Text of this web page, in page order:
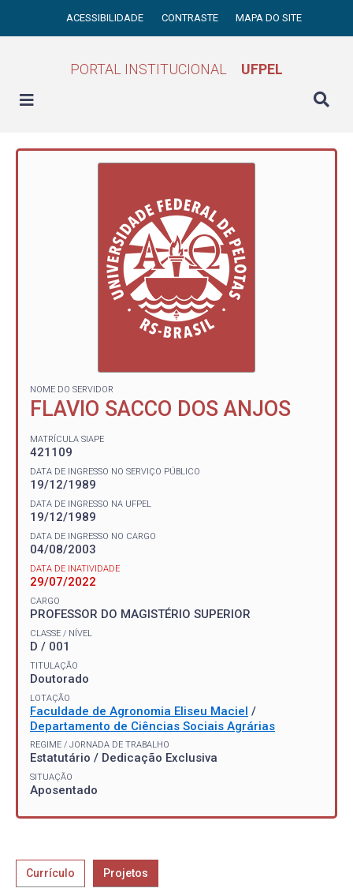
ACESSIBILIDADE CONTRASTE MAPA DO SITE
PORTAL INSTITUCIONAL UFPEL
NOME DO SERVIDOR
FLAVIO SACCO DOS ANJOS
MATRÍCULA SIAPE
421109
DATA DE INGRESSO NO SERVIÇO PÚBLICO
19/12/1989
DATA DE INGRESSO NA UFPEL
19/12/1989
DATA DE INGRESSO NO CARGO
04/08/2003
DATA DE INATIVIDADE
29/07/2022
CARGO
PROFESSOR DO MAGISTÉRIO SUPERIOR
CLASSE / NÍVEL
D / 001
TITULAÇÃO
Doutorado
LOTAÇÃO
Faculdade de Agronomia Eliseu Maciel /
Departamento de Ciências Sociais Agrárias
REGIME / JORNADA DE TRABALHO
Estatutário / Dedicação Exclusiva
SITUAÇÃO
Aposentado
Currículo Projetos